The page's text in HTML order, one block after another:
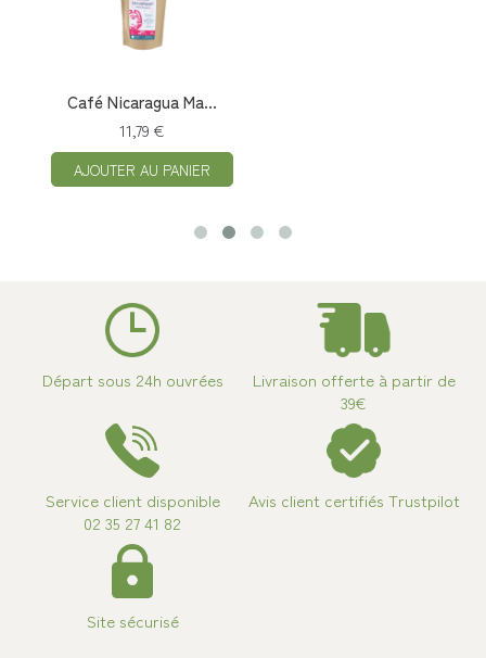
Café Nicaragua Ma...
11,79 €
AJOUTER AU PANIER
Départ sous 24h ouvrées
Livraison offerte à partir de
39€
Service client disponible
02 35 27 41 82
Avis client certifiés Trustpilot
Site sécurisé